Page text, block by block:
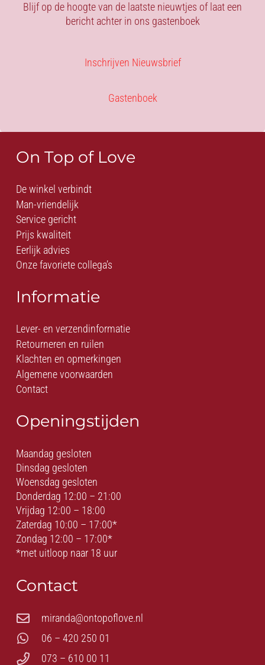
Blijf op de hoogte van de laatste nieuwtjes of laat een
bericht achter in ons gastenboek
Inschrijven Nieuwsbrief
Gastenboek
On Top of Love
De winkel verbindt
Man-vriendelijk
Service gericht
Prijs kwaliteit
Eerlijk advies
Onze favoriete collega’s
Informatie
Lever- en verzendinformatie
Retourneren en ruilen
Klachten en opmerkingen
Algemene voorwaarden
Contact
Openingstijden
Maandag gesloten
Dinsdag gesloten
Woensdag gesloten
Donderdag 12:00 – 21:00
Vrijdag 12:00 – 18:00
Zaterdag 10:00 – 17:00*
Zondag 12:00 – 17:00*
*met uitloop naar 18 uur
Contact
miranda@ontopoflove.nl
06 – 420 250 01
073 – 610 00 11